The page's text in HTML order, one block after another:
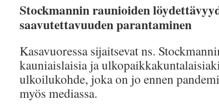
Stockmannin raunioiden
saavutettavuuden parantaminen
Kasavuoressa sijaitsevat ns.
kauniaislaisia ja
ulkoilukohde, joka on jo ennen
myös mediassa.